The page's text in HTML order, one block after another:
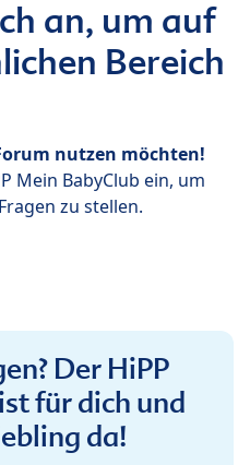
an, um auf
Bereich
nutzen möchten!
Mein BabyClub ein, um
zu stellen.
Der HiPP
für dich und
da!